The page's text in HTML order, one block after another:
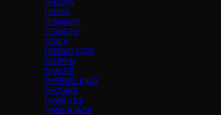
TEMSA
TENNANT
TERBERG
TEREX
TERRAGATOR
TEUPEN
THALER
THERMO KING
THOMAS
THWAITES
TIMBERJACK